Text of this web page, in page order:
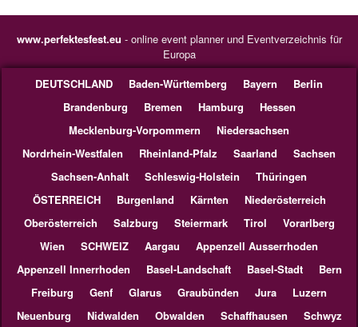
www.perfektesfest.eu - online event planner und Eventverzeichnis für
Europa
DEUTSCHLAND
Baden-Württemberg Bayern
Berlin
Brandenburg
Bremen Hamburg
Hessen
Mecklenburg-Vorpommern
Niedersachsen
Nordrhein-Westfalen
Rheinland-Pfalz Saarland
Sachsen
Sachsen-Anhalt
Schleswig-Holstein
Thüringen
ÖSTERREICH
Burgenland Kärnten
Niederösterreich
Oberösterreich
Salzburg Steiermark Tirol
Vorarlberg
Wien
SCHWEIZ Aargau
Appenzell Ausserrhoden
Appenzell Innerrhoden
Basel-Landschaft Basel-Stadt
Bern
Freiburg
Genf Glarus Graubünden Jura
Luzern
Neuenburg
Nidwalden Obwalden Schaffhausen
Schwyz